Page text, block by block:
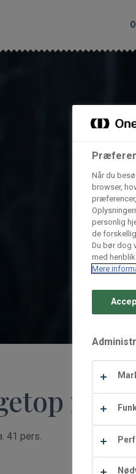
med
41 pers.
Bliv
nem
Når du
browser,
personlig
de
Du bør dog
med
Mere